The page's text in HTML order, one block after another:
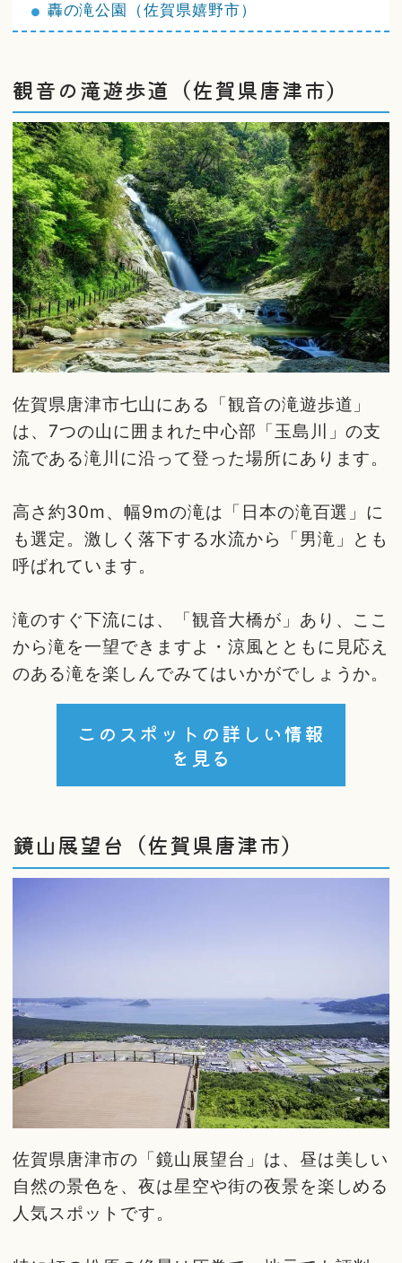
轟の滝公園（佐賀県嬉野市）
観音の滝遊歩道（佐賀県唐津市）
佐賀県唐津市七山にある「観音の滝遊歩道」
は、7つの山に囲まれた中心部「玉島川」の支
流である滝川に沿って登った場所にあります。
高さ約30m、幅9mの滝は「日本の滝百選」に
も選定。激しく落下する水流から「男滝」とも
呼ばれています。
滝のすぐ下流には、「観音大橋が」あり、ここ
から滝を一望できますよ・涼風とともに見応え
のある滝を楽しんでみてはいかがでしょうか。
このスポットの詳しい情報
を見る
鏡山展望台（佐賀県唐津市）
佐賀県唐津市の「鏡山展望台」は、昼は美しい
自然の景色を、夜は星空や街の夜景を楽しめる
人気スポットです。